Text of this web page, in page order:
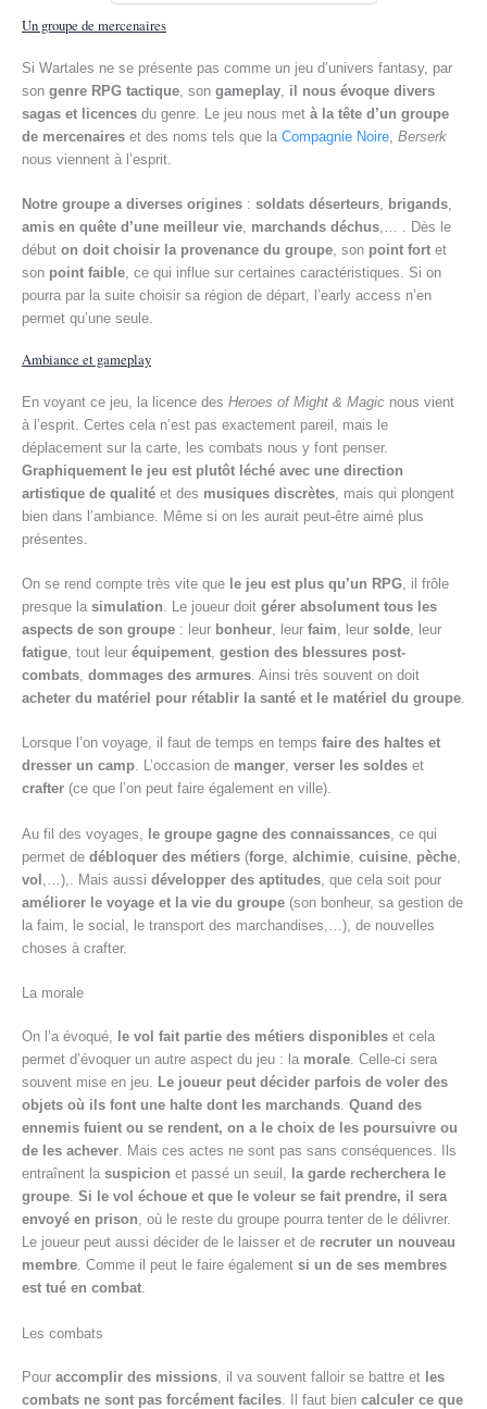
Un groupe de mercenaires
Si Wartales ne se présente pas comme un jeu d’univers fantasy, par
son genre RPG tactique , son gameplay il nous évoque divers
sagas et licences du genre. Le jeu nous met à la tête d’un groupe
de mercenaires et des noms tels que la Compagnie Noire Berserk
nous viennent à l’esprit.
Notre groupe a diverses origines : soldats déserteurs, brigands,
amis en quête d’une meilleur vie, marchands déchus,… . Dès le
début on doit choisir la provenance du groupe, son point fort et
son point faible, ce qui influe sur certaines caractéristiques. Si on
pourra par la suite choisir sa région de départ, l’early access n’en
permet qu’une seule.
Ambiance et gameplay
En voyant ce jeu, la licence des Heroes of Might & Magic nous vient
à l’esprit. Certes cela n’est pas exactement pareil, mais le
déplacement sur la carte, les combats nous y font penser.
Graphiquement le jeu est plutôt léché avec une direction
artistique de qualité et des musiques discrètes , mais qui plongent
bien dans l’ambiance. Même si on les aurait peut-être aimé plus
présentes.
On se rend compte très vite que le jeu est plus qu’un RPG, il frôle
presque la simulation. Le joueur doit gérer absolument tous les
aspects de son groupe : leur bonheur, leur faim, leur solde, leur
fatigue, tout leur équipement, gestion des blessures post-
combats, dommages des armures. Ainsi très souvent on doit
acheter du matériel pour rétablir la santé et le matériel du groupe.
Lorsque l’on voyage, il faut de temps en temps faire des haltes et
dresser un camp. L’occasion de manger, verser les soldes et
crafter (ce que l’on peut faire également en ville).
Au fil des voyages, le groupe gagne des connaissances , ce qui
permet de débloquer des métiers (forge alchimie cuisine pèche
vol
,…),. Mais aussi développer des aptitudes , que cela soit pour
améliorer le voyage et la vie du groupe (son bonheur, sa gestion de
la faim, le social, le transport des marchandises,…), de nouvelles
choses à crafter.
La morale
On l’a évoqué, le vol fait partie des métiers disponibles et cela
permet d’évoquer un autre aspect du jeu : la morale. Celle-ci sera
souvent mise en jeu. Le joueur peut décider parfois de voler des
objets où ils font une halte dont les marchands. Quand des
ennemis fuient ou se rendent, on a le choix de les poursuivre ou
de les achever. Mais ces actes ne sont pas sans conséquences. Ils
entraînent la suspicion et passé un seuil, la garde recherchera le
groupe. Si le vol échoue et que le voleur se fait prendre, il sera
envoyé en prison, où le reste du groupe pourra tenter de le délivrer.
Le joueur peut aussi décider de le laisser et de recruter un nouveau
membre. Comme il peut le faire également si un de ses membres
est tué en combat.
Les combats
Pour accomplir des missions, il va souvent falloir se battre et les
combats ne sont pas forcément faciles. Il faut bien calculer ce que